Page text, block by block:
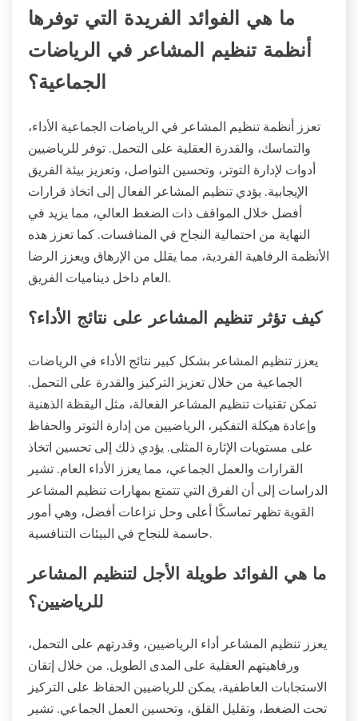
ما هي الفوائد الفريدة التي توفرها
أنظمة تنظيم المشاعر في الرياضات
الجماعية؟
تعزز أنظمة تنظيم المشاعر في الرياضات الجماعية الأداء،
والتماسك، والقدرة العقلية على التحمل. توفر للرياضيين
أدوات لإدارة التوتر، وتحسين التواصل، وتعزيز بيئة الفريق
الإيجابية. يؤدي تنظيم المشاعر الفعال إلى اتخاذ قرارات
أفضل خلال المواقف ذات الضغط العالي، مما يزيد في
النهاية من احتمالية النجاح في المنافسات. كما تعزز هذه
الأنظمة الرفاهية الفردية، مما يقلل من الإرهاق ويعزز الرضا
العام داخل ديناميات الفريق.
كيف تؤثر تنظيم المشاعر على نتائج الأداء؟
يعزز تنظيم المشاعر بشكل كبير نتائج الأداء في الرياضات
الجماعية من خلال تعزيز التركيز والقدرة على التحمل.
تمكن تقنيات تنظيم المشاعر الفعالة، مثل اليقظة الذهنية
وإعادة هيكلة التفكير، الرياضيين من إدارة التوتر والحفاظ
على مستويات الإثارة المثلى. يؤدي ذلك إلى تحسين اتخاذ
القرارات والعمل الجماعي، مما يعزز الأداء العام. تشير
الدراسات إلى أن الفرق التي تتمتع بمهارات تنظيم المشاعر
القوية تظهر تماسكًا أعلى وحل نزاعات أفضل، وهي أمور
حاسمة للنجاح في البيئات التنافسية.
ما هي الفوائد طويلة الأجل لتنظيم المشاعر
للرياضيين؟
يعزز تنظيم المشاعر أداء الرياضيين، وقدرتهم على التحمل،
ورفاهيتهم العقلية على المدى الطويل. من خلال إتقان
الاستجابات العاطفية، يمكن للرياضيين الحفاظ على التركيز
تحت الضغط، وتقليل القلق، وتحسين العمل الجماعي. تشير